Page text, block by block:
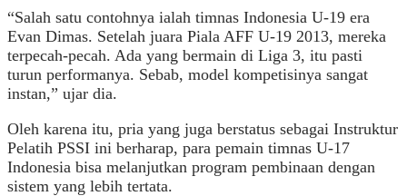
“Salah satu contohnya ialah timnas Indonesia U-19 era
Evan Dimas. Setelah juara Piala AFF U-19 2013, mereka
terpecah-pecah. Ada yang bermain di Liga 3, itu pasti
turun performanya. Sebab, model kompetisinya sangat
instan,” ujar dia.
Oleh karena itu, pria yang juga berstatus sebagai Instruktur
Pelatih PSSI ini berharap, para pemain timnas U-17
Indonesia bisa melanjutkan program pembinaan dengan
sistem yang lebih tertata.